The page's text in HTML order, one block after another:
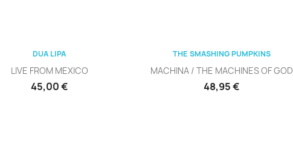
Vista rápida
DUA LIPA
LIVE FROM MEXICO
Precio
45,00 €
Vista rápida
THE SMASHING PUMPKINS
MACHINA / THE MACHINES OF GOD
Precio
48,95 €